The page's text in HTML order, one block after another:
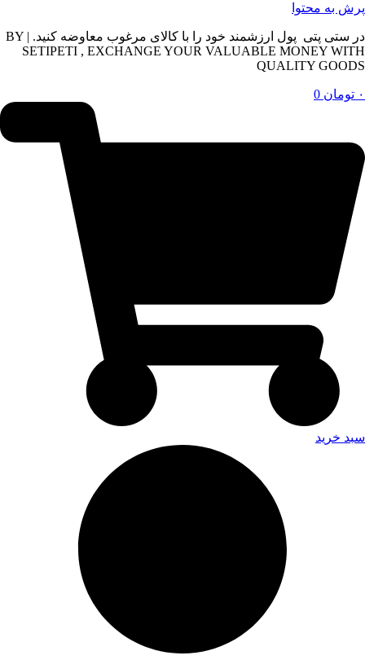
پرش به محتوا
در ستی پتی پول ارزشمند خود را با کالای مرغوب معاوضه کنید. | BY
SETIPETI , EXCHANGE YOUR VALUABLE MONEY WITH
QUALITY GOODS
۰ تومان 0
سبد خرید